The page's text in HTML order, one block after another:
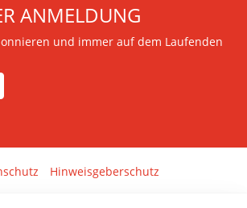
ANMELDUNG
und immer auf dem Laufenden
Hinweisgeberschutz